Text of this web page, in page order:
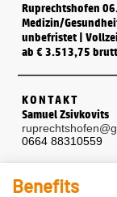
Ruprechtshofen
Medizin/
unbefristet |
ab € 3.513,75
KONTAKT
Samuel Zsivkovits
0664 88310559
Benefits